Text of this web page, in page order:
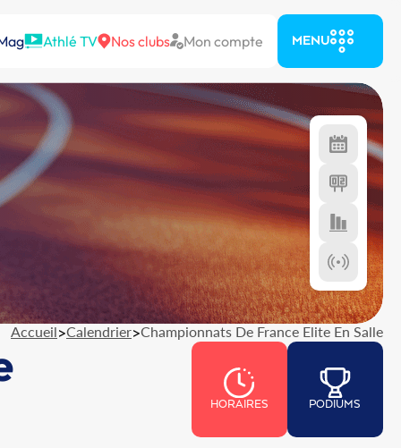
Athlé TV Nos clubs Mon compte MENU
Accueil>Calendrier>Championnats De France Elite En Salle
HORAIRES PODIUMS